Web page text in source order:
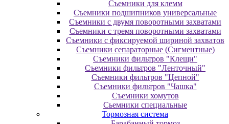
Съемники для клемм
Съемники подшипников универсальные
Съемники с двумя поворотными захватами
Съемники с тремя поворотными захватами
Съемники с фиксируемой шириной захватов
Съемники сепараторные (Сигментные)
Съемники фильтров "Клещи"
Съемники фильтров "Ленточный"
Съемники фильтров "Цепной"
Съемники фильтров "Чашка"
Съемники хомутов
Сьемники специальные
Тормозная система